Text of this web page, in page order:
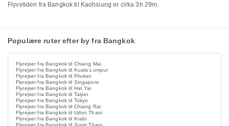
Flyvetiden fra Bangkok til Kaohsiung er cirka 3h 29m.
Populære ruter efter by fra Bangkok
Flyrejser fra Bangkok til Chiang Mai
Flyrejser fra Bangkok til Kuala Lumpur
Flyrejser fra Bangkok til Phuket
Flyrejser fra Bangkok til Singapore
Flyrejser fra Bangkok til Hat Yai
Flyrejser fra Bangkok til Taipei
Flyrejser fra Bangkok til Tokyo
Flyrejser fra Bangkok til Chiang Rai
Flyrejser fra Bangkok til Udon Thani
Flyrejser fra Bangkok til Krabi
Flyrejser fra Bangkok til Surat Thani